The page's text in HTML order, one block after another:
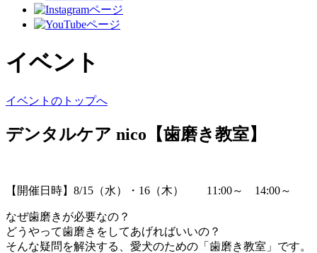
イベント
イベントのトップへ
デンタルケア nico【歯磨き教室】
【開催日時】8/15（水）・16（木） 11:00～ 14:00～
なぜ歯磨きが必要なの？
どうやって歯磨きをしてあげればいいの？
そんな疑問を解決する、愛犬のための「歯磨き教室」です。